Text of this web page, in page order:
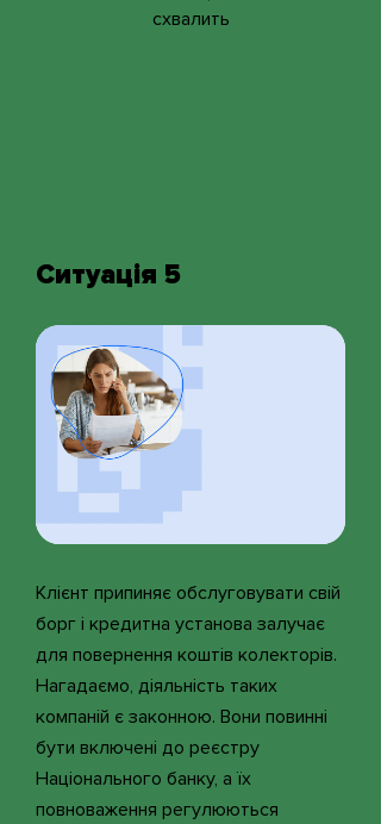
схвалить
Ситуація 5
Клієнт припиняє обслуговувати свій
борг і кредитна установа залучає
для повернення коштів колекторів.
Нагадаємо, діяльність таких
компаній є законною. Вони повинні
бути включені до реєстру
Національного банку, а їх
повноваження регулюються